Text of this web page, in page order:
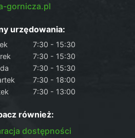
gornicza.pl
urzędowania:
7:30 - 15:30
7:30 - 15:30
7:30 - 15:30
7:30 - 18:00
7:30 - 13:00
również:
dostępności